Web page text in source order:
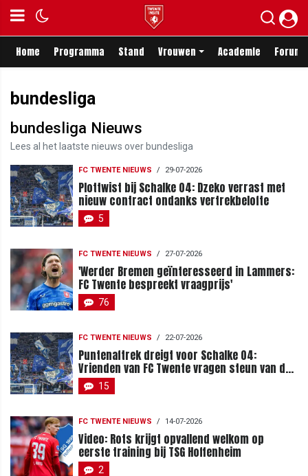
Home Programma Stand Vrouwen Academie Forum
bundesliga
bundesliga Nieuws
Lees al het laatste nieuws over bundesliga
FC TWENTE NIEUWS / 29-07-2026
Plottwist bij Schalke 04: Dzeko verrast met
nieuw contract ondanks vertrekbelofte
5
FC TWENTE NIEUWS / 27-07-2026
'Werder Bremen geïnteresseerd in Lammers:
FC Twente bespreekt vraagprijs'
76
FC TWENTE NIEUWS / 22-07-2026
Puntenaftrek dreigt voor Schalke 04:
Vrienden van FC Twente vragen steun van de
achterban
15
FC TWENTE NIEUWS / 14-07-2026
Video: Rots krijgt opvallend welkom op
eerste training bij TSG Hoffenheim
2